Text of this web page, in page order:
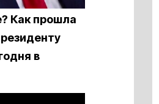
Как прошла
в